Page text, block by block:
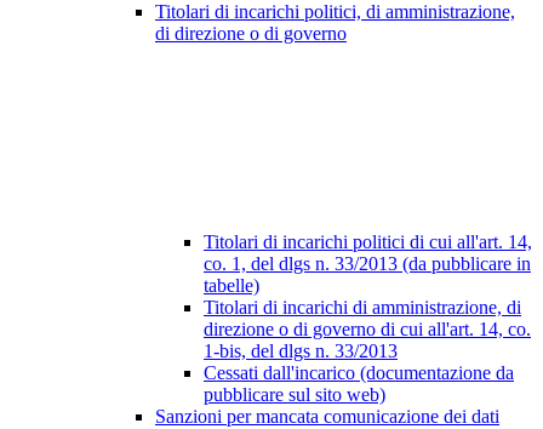
Titolari di incarichi politici, di amministrazione,
di direzione o di governo
Titolari di incarichi politici di cui all'art. 14,
co. 1, del dlgs n. 33/2013 (da pubblicare in
tabelle)
Titolari di incarichi di amministrazione, di
direzione o di governo di cui all'art. 14, co.
1-bis, del dlgs n. 33/2013
Cessati dall'incarico (documentazione da
pubblicare sul sito web)
Sanzioni per mancata comunicazione dei dati